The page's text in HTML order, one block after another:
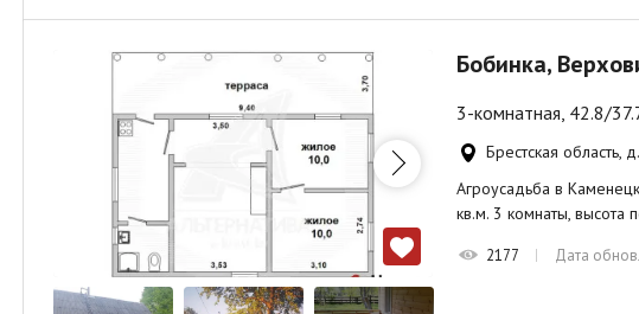
Бобинка,
3-комнатная, 42.8/
Брестская область,
Агроусадьба в
кв.м. 3 комнаты, высота
2177 Дата